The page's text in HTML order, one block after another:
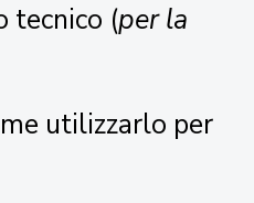
tecnico (per la
utilizzarlo per